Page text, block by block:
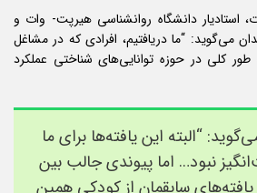
استادیار دانشگاه روانشناسی هیرپت- وات و
می‌گوید: “ما دریافتیم، افرادی که در مشاغل
کلی در حوزه توانایی‌های شناختی عملکرد
“البته این یافته‌ها برای ما
نبود… اما پیوندی جالب بین
یافته‌های سابقمان از کودکی همین